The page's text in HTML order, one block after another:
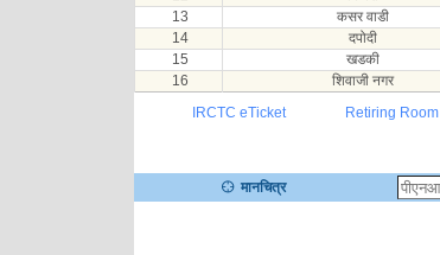
13
कसर वाडी
14
दपोदी
15
खडकी
16
शिवाजी नगर
IRCTC eTicket
Retiring Room
मानचित्र